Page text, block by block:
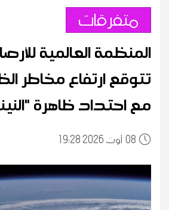
متفرقات
المنظمة العالمية
تتوقع ارتفاع مخاطر
مع احتداد ظاهرة
0819:28 2026 أوت